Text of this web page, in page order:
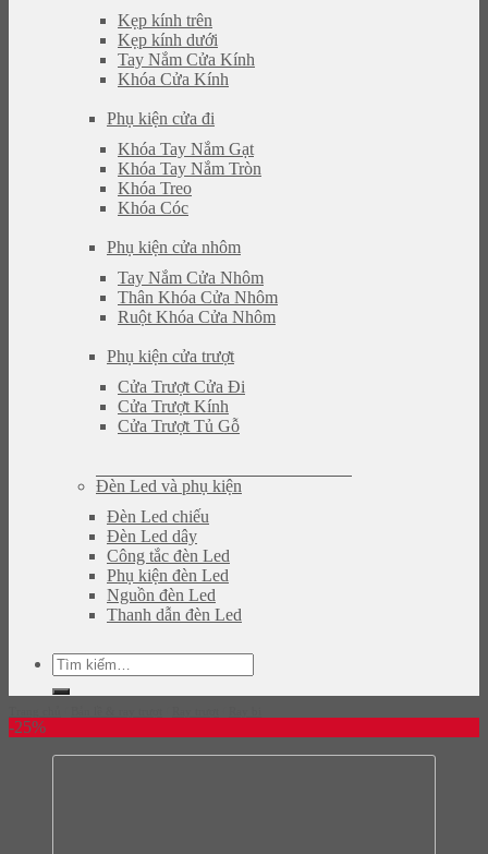
Kẹp kính trên
Kẹp kính dưới
Tay Nắm Cửa Kính
Khóa Cửa Kính
Phụ kiện cửa đi
Khóa Tay Nắm Gạt
Khóa Tay Nắm Tròn
Khóa Treo
Khóa Cóc
Phụ kiện cửa nhôm
Tay Nắm Cửa Nhôm
Thân Khóa Cửa Nhôm
Ruột Khóa Cửa Nhôm
Phụ kiện cửa trượt
Cửa Trượt Cửa Đi
Cửa Trượt Kính
Cửa Trượt Tủ Gỗ
Đèn Led và phụ kiện
Đèn Led chiếu
Đèn Led dây
Công tắc đèn Led
Phụ kiện đèn Led
Nguồn đèn Led
Thanh dẫn đèn Led
Tìm
kiếm:
-25%